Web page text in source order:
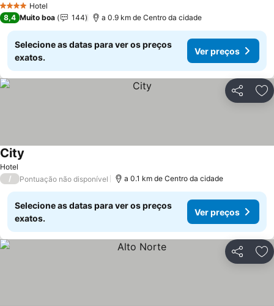
4 EstrelasHotel
8,4 Muito boa 144 a 0.9 km de Centro da cidade
Selecione as datas para ver os preços
exatos.
Ver preços
Partilhar
Hotel
City
/ Pontuação não disponível a 0.1 km de Centro da cidade
Selecione as datas para ver os preços
exatos.
Ver preços
Partilhar